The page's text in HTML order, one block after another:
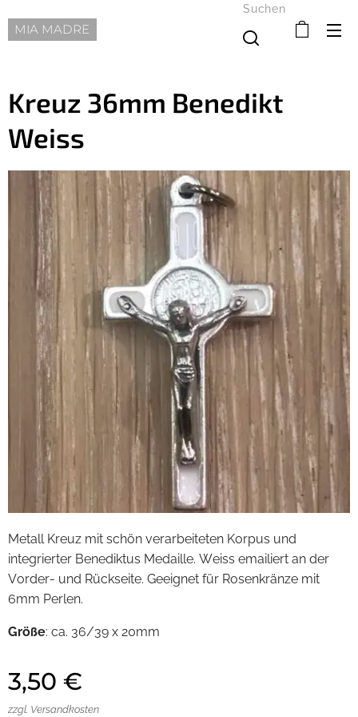
MIA MADRE
Suchen
Kreuz 36mm Benedikt
Weiss
Metall Kreuz mit schön verarbeiteten Korpus und
integrierter Benediktus Medaille. Weiss emailiert an der
Vorder- und Rückseite. Geeignet für Rosenkränze mit
6mm Perlen.
Größe: ca. 36/39 x 20mm
3,50 €
zzgl. Versandkosten